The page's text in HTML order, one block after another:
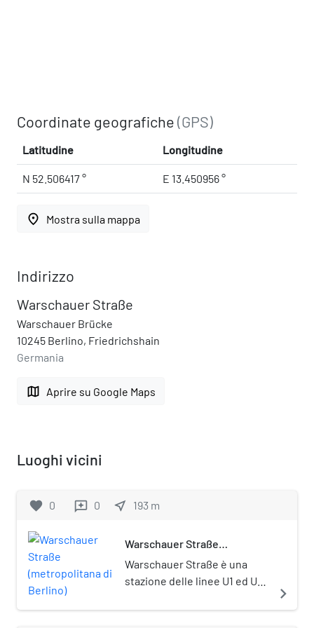
Coordinate geografiche(GPS)
Latitudine Longitudine
N 52.506417 ° E 13.450956 °
place Mostra sulla mappa
Indirizzo
Warschauer Straße
Warschauer Brücke
10245 Berlino, Friedrichshain
Germania
map Aprire su Google Maps
Luoghi vicini
favorite 0 reviews 0 near_me 193 m
Warschauer Straße
Warschauer Straße è una
stazione delle linee U1 ed U3
Berlino.
navigate_next